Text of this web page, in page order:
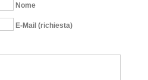
Nome
E-Mail (richiesta)